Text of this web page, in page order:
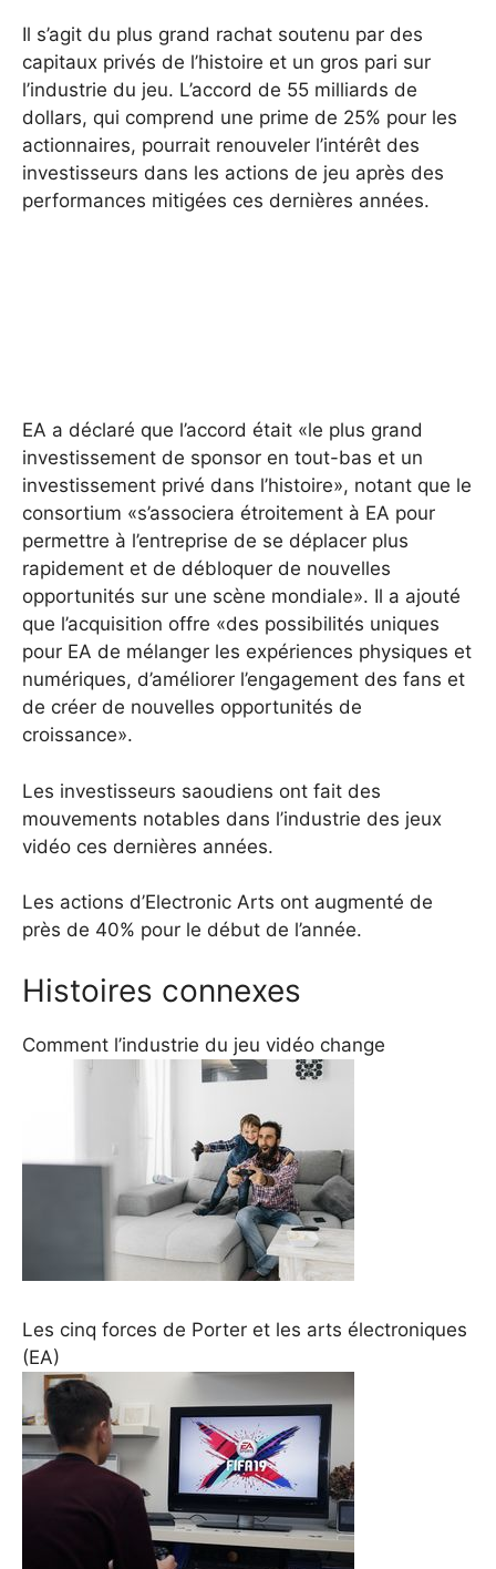
Il s’agit du plus grand rachat soutenu par des
capitaux privés de l’histoire et un gros pari sur
l’industrie du jeu. L’accord de 55 milliards de
dollars, qui comprend une prime de 25% pour les
actionnaires, pourrait renouveler l’intérêt des
investisseurs dans les actions de jeu après des
performances mitigées ces dernières années.
EA a déclaré que l’accord était «le plus grand
investissement de sponsor en tout-bas et un
investissement privé dans l’histoire», notant que le
consortium «s’associera étroitement à EA pour
permettre à l’entreprise de se déplacer plus
rapidement et de débloquer de nouvelles
opportunités sur une scène mondiale». Il a ajouté
que l’acquisition offre «des possibilités uniques
pour EA de mélanger les expériences physiques et
numériques, d’améliorer l’engagement des fans et
de créer de nouvelles opportunités de
croissance».
Les investisseurs saoudiens ont fait des
mouvements notables dans l’industrie des jeux
vidéo ces dernières années.
Les actions d’Electronic Arts ont augmenté de
près de 40% pour le début de l’année.
Histoires connexes
Comment l’industrie du jeu vidéo change
Les cinq forces de Porter et les arts électroniques
(EA)